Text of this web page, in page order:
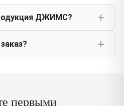
ДЖИМС?
первыми